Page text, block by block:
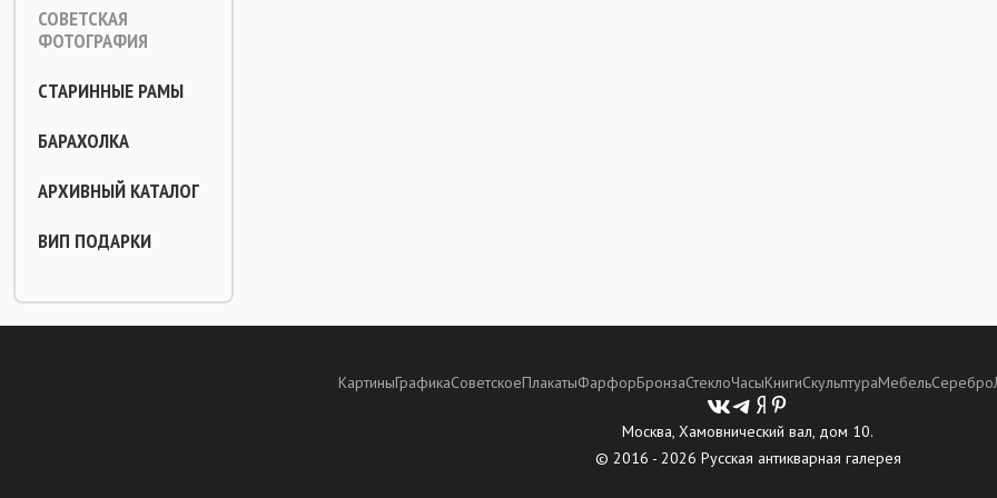
СОВЕТСКАЯ
ФОТОГРАФИЯ
СТАРИННЫЕ РАМЫ
БАРАХОЛКА
АРХИВНЫЙ КАТАЛОГ
ВИП ПОДАРКИ
КартиныГрафикаСоветскоеПлакатыФарфорБронзаСтеклоЧасыКнигиСкульптураМебельСеребро
Москва, Хамовнический вал, дом 10.
© 2016 - 2026 Русская антикварная галерея